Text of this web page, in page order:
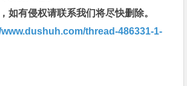
如有侵权请联系我们将尽快删除。
thread-486331-1-